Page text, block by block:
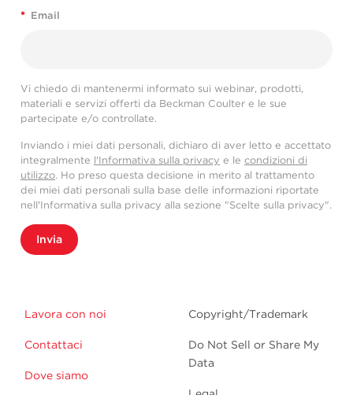
* Email
Vi chiedo di mantenermi informato sui webinar, prodotti,
materiali e servizi offerti da Beckman Coulter e le sue
partecipate e/o controllate.
Inviando i miei dati personali, dichiaro di aver letto e accettato
integralmente l'Informativa sulla privacy e le condizioni di
utilizzo. Ho preso questa decisione in merito al trattamento
dei miei dati personali sulla base delle informazioni riportate
nell'Informativa sulla privacy alla sezione "Scelte sulla privacy".
Invia
Lavora con noi
Contattaci
Dove siamo
Copyright/Trademark
Do Not Sell or Share My
Data